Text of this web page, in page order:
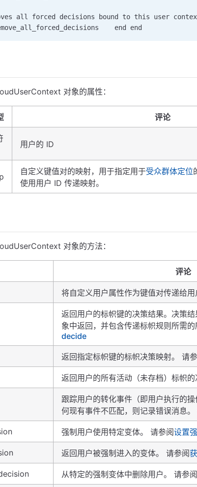
all forced decisions bound to this user
end end
对象的属性：
评论
用户的 ID
自定义键值对的映射，用于指定用于受众群体定位
使用用户 ID 传递映射。
对象的方法：
评论
将自定义用户属性作为键值对传递给用
返回用户的标帜键的决策结果。决策
象中返回，并包含传递标帜规则所需
decide
返回指定标帜键的标帜决策映射。 请
返回用户的所有活动（未存档）标帜
跟踪用户的转化事件（即用户执行的
何现有事件不匹配，则记录错误消息。
强制用户使用特定变体。 请参阅设置
返回用户被强制进入的变体。 请参阅
从特定的强制变体中删除用户。 请参阅